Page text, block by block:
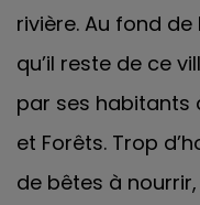
rivière. Au fond
qu’il reste de ce
par ses habitants
et Forêts. Trop
de bêtes à